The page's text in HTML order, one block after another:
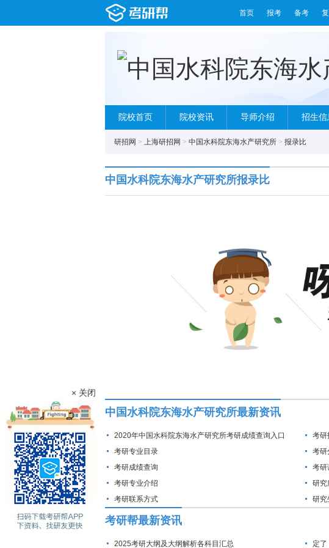
首页 报考 备考
院校首页 院校资讯 导师介绍 招生信
研招网 > 上海研招网 > 中国水科院东海水产研究所 > 报录比
中国水科院东海水产研究所报录比
中国水科院东海水产研究所最新资讯
2020年中国水科院东海水产研究所考研成绩查询入口
考研
考研专业目录
考研
考研成绩查询
考研
考研专业介绍
研究
考研联系方式
研究
考研帮最新资讯
2025考研大纲及大纲解析各科目汇总 定了
× 关闭